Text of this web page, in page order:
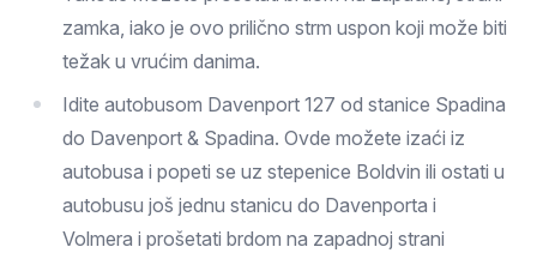
zamka, iako je ovo prilično strm uspon koji može biti
težak u vrućim danima.
Idite autobusom Davenport 127 od stanice Spadina
do Davenport & Spadina. Ovde možete izaći iz
autobusa i popeti se uz stepenice Boldvin ili ostati u
autobusu još jednu stanicu do Davenporta i
Volmera i prošetati brdom na zapadnoj strani